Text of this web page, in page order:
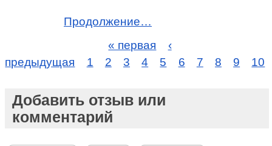
Продолжение…
« первая
‹
предыдущая
1 2 3 4 5 6 7 8 9 10
Добавить отзыв или
комментарий